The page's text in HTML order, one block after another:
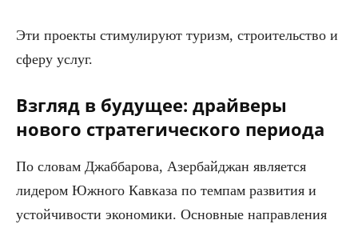
Эти проекты стимулируют туризм, строительство и
сферу услуг.
Взгляд в будущее: драйверы
нового стратегического периода
По словам Джаббарова, Азербайджан является
лидером Южного Кавказа по темпам развития и
устойчивости экономики. Основные направления